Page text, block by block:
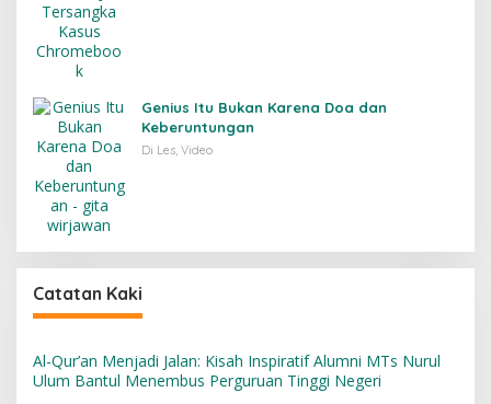
Genius Itu Bukan Karena Doa dan
Keberuntungan
Di Les, Video
Catatan Kaki
Al-Qur’an Menjadi Jalan: Kisah Inspiratif Alumni MTs Nurul
Ulum Bantul Menembus Perguruan Tinggi Negeri